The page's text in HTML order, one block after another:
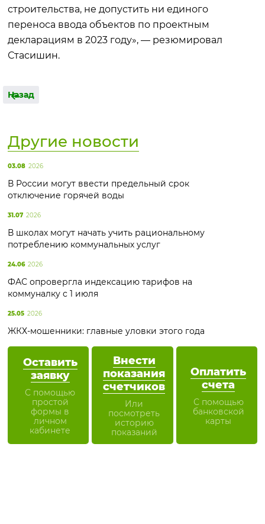
строительства, не допустить ни единого
переноса ввода объектов по проектным
декларациям в 2023 году», — резюмировал
Стасишин.
Назад
Оставить
заявку
С помощью
простой
формы в
личном
кабинете
Внести
показания
счетчиков
Или
посмотреть
историю
показаний
Оплатить
счета
С помощью
банковской
карты
Другие новости
03.08 2026
В России могут ввести предельный срок
отключение горячей воды
31.07 2026
В школах могут начать учить рациональному
потреблению коммунальных услуг
24.06 2026
ФАС опровергла индексацию тарифов на
коммуналку с 1 июля
25.05 2026
ЖКХ-мошенники: главные уловки этого года